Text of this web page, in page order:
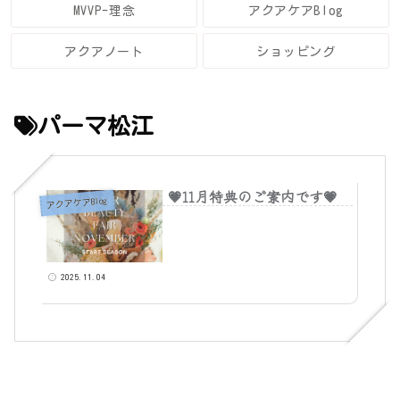
MVVP-理念 アクアケアBlog
アクアノート ショッピング
パーマ松江
アクアケアBlog 💗11月特典のご案内です💗
2025.11.04